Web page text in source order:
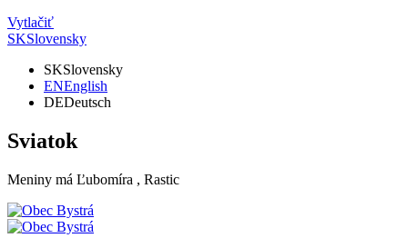
Vytlačiť
SKSlovensky
SKSlovensky
ENEnglish
DEDeutsch
Sviatok
Meniny má Ľubomíra , Rastic